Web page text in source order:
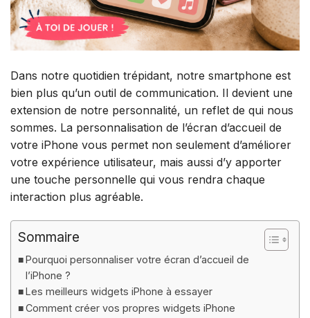
Dans notre quotidien trépidant, notre smartphone est
bien plus qu’un outil de communication. Il devient une
extension de notre personnalité, un reflet de qui nous
sommes. La personnalisation de l’écran d’accueil de
votre iPhone vous permet non seulement d’améliorer
votre expérience utilisateur, mais aussi d’y apporter
une touche personnelle qui vous rendra chaque
interaction plus agréable.
Sommaire
Pourquoi personnaliser votre écran d’accueil de
l’iPhone ?
Les meilleurs widgets iPhone à essayer
Comment créer vos propres widgets iPhone